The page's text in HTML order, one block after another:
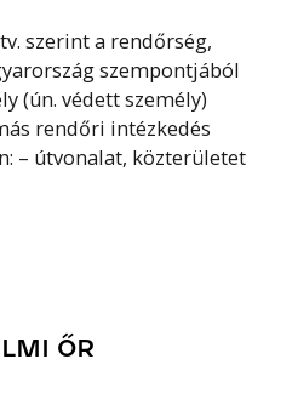
szerint a rendőrség,
szempontjából
(ún. védett személy)
rendőri intézkedés
– útvonalat, közterületet
ŐR